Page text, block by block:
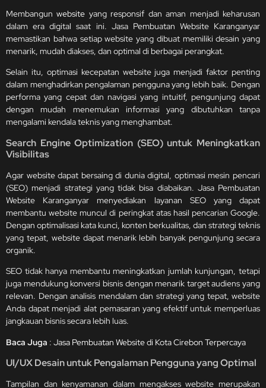
Membangunwebsite yang responsif dan aman menjadi keharusan
dalam era digital saat ini. Jasa Pembuatan Website Karanganyar
memastikan bahwa setiap website yang dibuat memiliki desain yang
menarik, mudah diakses, dan optimal di berbagai perangkat.
Selain itu, optimasi kecepatan website juga menjadi faktor penting
dalam menghadirkan pengalaman pengguna yang lebih baik. Dengan
performa yang cepat dan navigasi yang intuitif, pengunjung dapat
dengan mudah menemukan informasi yang dibutuhkan tanpa
mengalami kendala teknis yang menghambat.
Search Engine Optimization (SEO) untuk Meningkatkan
Visibilitas
Agar website dapat bersaing di dunia digital, optimasi mesin pencari
(SEO) menjadi strategi yang tidak bisa diabaikan. Jasa Pembuatan
Website Karanganyar menyediakan layanan SEO yang dapat
membantu website muncul di peringkat atas hasil pencarian Google.
Dengan optimalisasi kata kunci, konten berkualitas, dan strategi teknis
yang tepat, website dapat menarik lebih banyak pengunjung secara
organik.
SEO tidak hanya membantu meningkatkan jumlah kunjungan, tetapi
juga mendukung konversi bisnis dengan menarik target audiens yang
relevan. Dengan analisis mendalam dan strategi yang tepat, website
Anda dapat menjadi alat pemasaran yang efektif untuk memperluas
jangkauan bisnis secara lebih luas.
Baca Juga : Jasa Pembuatan Website di Kota Cirebon Terpercaya
UI/UX Desain untuk Pengalaman Pengguna yang Optimal
Tampilan dan kenyamanan dalam mengakses website merupakan